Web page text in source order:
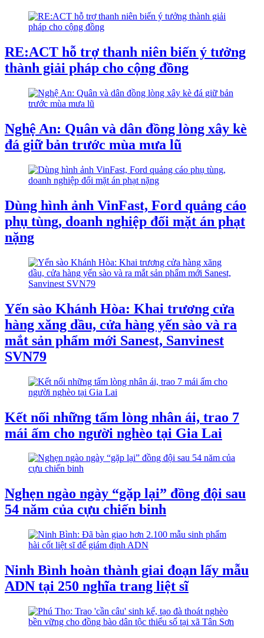
RE:ACT hỗ trợ thanh niên biến ý tưởng
thành giải pháp cho cộng đồng
Nghệ An: Quân và dân đồng lòng xây kè
đá giữ bản trước mùa mưa lũ
Dùng hình ảnh VinFast, Ford quảng cáo
phụ tùng, doanh nghiệp đối mặt án phạt
nặng
Yến sào Khánh Hòa: Khai trương cửa
hàng xăng dầu, cửa hàng yến sào và ra
mắt sản phẩm mới Sanest, Sanvinest
SVN79
Kết nối những tấm lòng nhân ái, trao 7
mái ấm cho người nghèo tại Gia Lai
Nghẹn ngào ngày “gặp lại” đồng đội sau
54 năm của cựu chiến binh
Ninh Bình hoàn thành giai đoạn lấy mẫu
ADN tại 250 nghĩa trang liệt sĩ